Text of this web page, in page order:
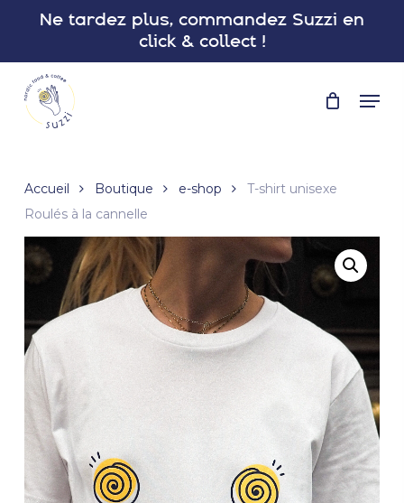
Ne tardez plus, commandez Suzzi en
click & collect !
Accueil Boutique e-shop
T-shirt unisexe
Roulés à la cannelle